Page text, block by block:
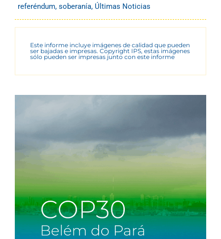
referéndum, soberanía, Últimas Noticias
Este informe incluye imágenes de calidad que pueden
ser bajadas e impresas. Copyright IPS, estas imágenes
sólo pueden ser impresas junto con este informe